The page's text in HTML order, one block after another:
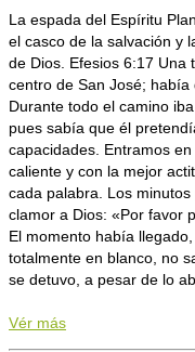
La espada del Espíritu
el casco de la salvación y
de Dios. Efesios 6:17
centro de San José;
Durante todo el camino
pues sabía que él
capacidades. Entramos
caliente y con la mejor
cada palabra. Los
clamor a Dios: «Por favor
El momento había
totalmente en blanco, no
se detuvo, a pesar de lo
Vér más